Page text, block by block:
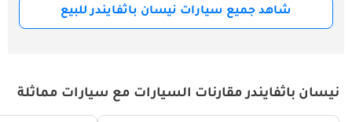
شاهد جميع سيارات نيسان باثفايندر للبيع
نيسان باثفايندر مقارنات السيارات مع سيارات مماثلة